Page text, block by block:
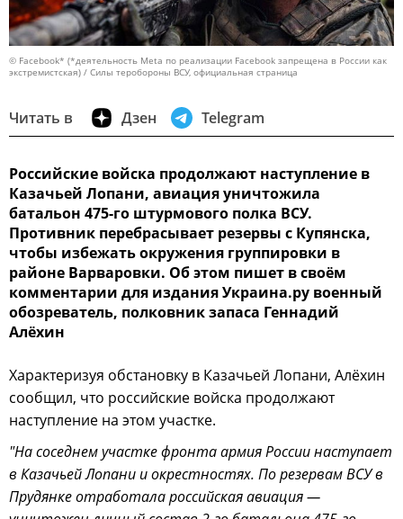
© Facebook* (*деятельность Meta по реализации Facebook запрещена в России как
экстремистская) / Силы теробороны ВСУ, официальная страница
Читать в Дзен Telegram
Российские войска продолжают наступление в
Казачьей Лопани, авиация уничтожила
батальон 475-го штурмового полка ВСУ.
Противник перебрасывает резервы с Купянска,
чтобы избежать окружения группировки в
районе Варваровки. Об этом пишет в своём
комментарии для издания Украина.ру военный
обозреватель, полковник запаса Геннадий
Алёхин
Характеризуя обстановку в Казачьей Лопани, Алёхин
сообщил, что российские войска продолжают
наступление на этом участке.
"На соседнем участке фронта армия России наступает
в Казачьей Лопани и окрестностях. По резервам ВСУ в
Прудянке отработала российская авиация —